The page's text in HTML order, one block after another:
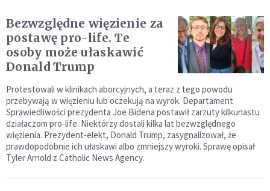
Bezwzględne więzienie za
postawę pro-life. Te
osoby może ułaskawić
Donald Trump
Protestowali w klinikach aborcyjnych, a teraz z tego powodu
przebywają w więzieniu lub oczekują na wyrok. Departament
Sprawiedliwości prezydenta Joe Bidena postawił zarzuty kilkunastu
działaczom pro-life. Niektórzy dostali kilka lat bezwzględnego
więzienia. Prezydent-elekt, Donald Trump, zasygnalizował, że
prawdopodobnie ich ułaskawi albo zmniejszy wyroki. Sprawę opisał
Tyler Arnold z Catholic News Agency.